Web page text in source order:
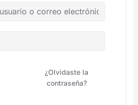
¿Olvidaste la
contraseña?